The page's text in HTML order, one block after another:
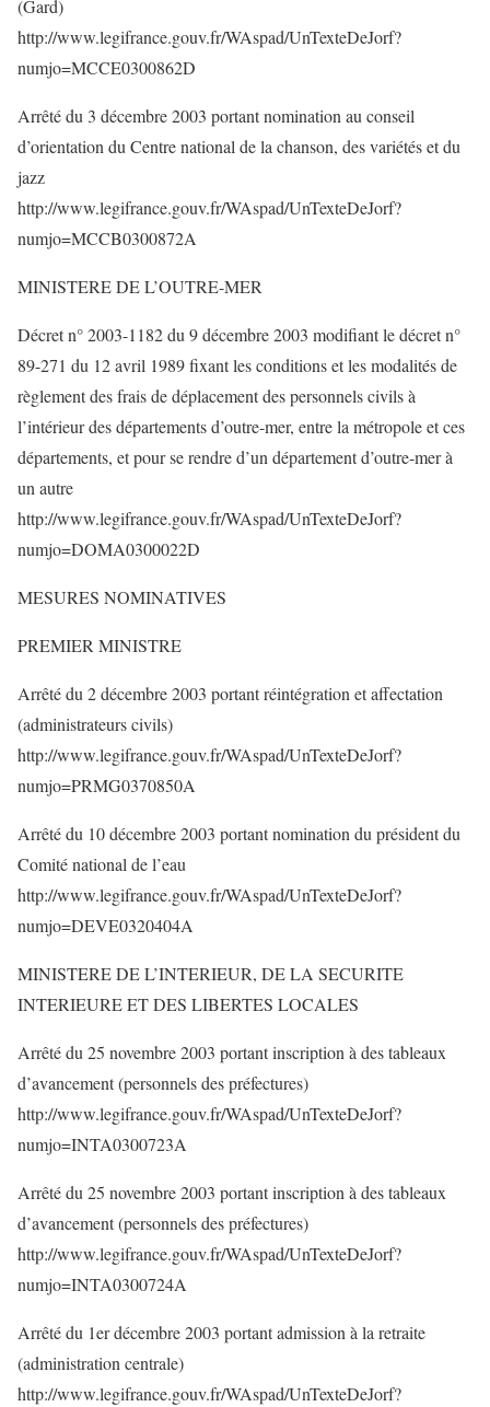
(Gard)
http://www.legifrance.gouv.fr/WAspad/UnTexteDeJorf?
numjo=MCCE0300862D
Arrêté du 3 décembre 2003 portant nomination au conseil
d’orientation du Centre national de la chanson, des variétés et du
jazz
http://www.legifrance.gouv.fr/WAspad/UnTexteDeJorf?
numjo=MCCB0300872A
MINISTERE DE L’OUTRE-MER
Décret n° 2003-1182 du 9 décembre 2003 modifiant le décret n°
89-271 du 12 avril 1989 fixant les conditions et les modalités de
règlement des frais de déplacement des personnels civils à
l’intérieur des départements d’outre-mer, entre la métropole et ces
départements, et pour se rendre d’un département d’outre-mer à
un autre
http://www.legifrance.gouv.fr/WAspad/UnTexteDeJorf?
numjo=DOMA0300022D
MESURES NOMINATIVES
PREMIER MINISTRE
Arrêté du 2 décembre 2003 portant réintégration et affectation
(administrateurs civils)
http://www.legifrance.gouv.fr/WAspad/UnTexteDeJorf?
numjo=PRMG0370850A
Arrêté du 10 décembre 2003 portant nomination du président du
Comité national de l’eau
http://www.legifrance.gouv.fr/WAspad/UnTexteDeJorf?
numjo=DEVE0320404A
MINISTERE DE L’INTERIEUR, DE LA SECURITE
INTERIEURE ET DES LIBERTES LOCALES
Arrêté du 25 novembre 2003 portant inscription à des tableaux
d’avancement (personnels des préfectures)
http://www.legifrance.gouv.fr/WAspad/UnTexteDeJorf?
numjo=INTA0300723A
Arrêté du 25 novembre 2003 portant inscription à des tableaux
d’avancement (personnels des préfectures)
http://www.legifrance.gouv.fr/WAspad/UnTexteDeJorf?
numjo=INTA0300724A
Arrêté du 1er décembre 2003 portant admission à la retraite
(administration centrale)
http://www.legifrance.gouv.fr/WAspad/UnTexteDeJorf?